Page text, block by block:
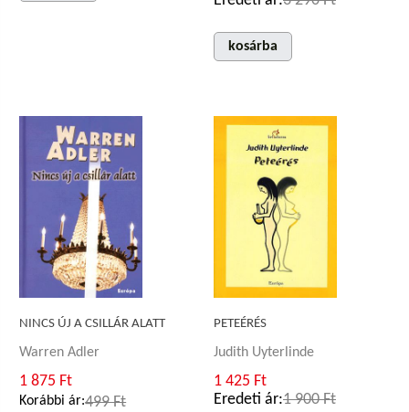
kosárba
NINCS ÚJ A CSILLÁR ALATT
Warren Adler
1 875 Ft
Korábbi ár:499 Ft
PETEÉRÉS
Judith Uyterlinde
1 425 Ft
Eredeti ár:1 900 Ft